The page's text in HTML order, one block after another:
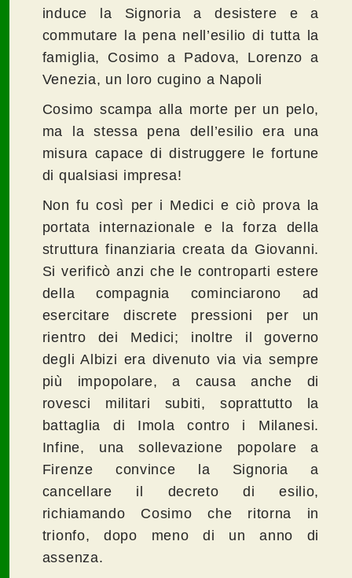
induce la Signoria a desistere e a
commutare la pena nell’esilio di tutta la
famiglia, Cosimo a Padova, Lorenzo a
Venezia, un loro cugino a Napoli
Cosimo scampa alla morte per un pelo,
ma la stessa pena dell’esilio era una
misura capace di distruggere le fortune
di qualsiasi impresa!
Non fu così per i Medici e ciò prova la
portata internazionale e la forza della
struttura finanziaria creata da Giovanni.
Si verificò anzi che le controparti estere
della compagnia cominciarono ad
esercitare discrete pressioni per un
rientro dei Medici; inoltre il governo
degli Albizi era divenuto via via sempre
più impopolare, a causa anche di
rovesci militari subiti, soprattutto la
battaglia di Imola contro i Milanesi.
Infine, una sollevazione popolare a
Firenze convince la Signoria a
cancellare il decreto di esilio,
richiamando Cosimo che ritorna in
trionfo, dopo meno di un anno di
assenza.